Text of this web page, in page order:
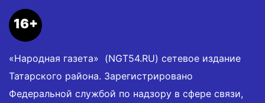
16+
«Народная газета» (NGT54.RU) сетевое издание
Татарского района. Зарегистрировано
Федеральной службой по надзору в сфере связи,